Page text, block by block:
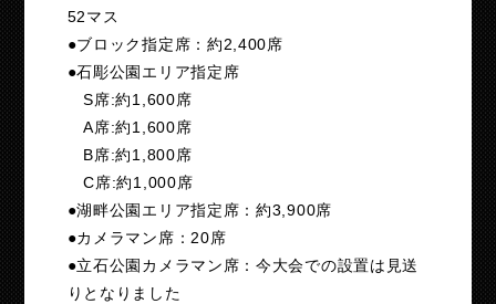
52マス
●ブロック指定席：約2,400席
●石彫公園エリア指定席
S席:約1,600席
A席:約1,600席
B席:約1,800席
C席:約1,000席
●湖畔公園エリア指定席：約3,900席
●カメラマン席：20席
●立石公園カメラマン席：今大会での設置は見送
りとなりました